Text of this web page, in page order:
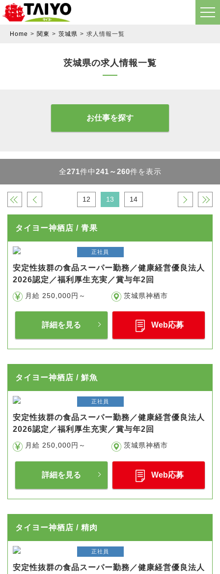
Home 関東 茨城県 求人情報一覧
茨城県の求人情報一覧
お仕事を探す
全271件中241～260件を表示
« ‹ 12 13 14 › »
タイヨー神栖店 / 青果
正社員
安定性抜群の食品スーパー勤務／健康経営優良法人
2026認定／福利厚生充実／賞与年2回
月給 250,000円～ 茨城県神栖市
詳細を見る Web応募
タイヨー神栖店 / 鮮魚
正社員
安定性抜群の食品スーパー勤務／健康経営優良法人
2026認定／福利厚生充実／賞与年2回
月給 250,000円～ 茨城県神栖市
詳細を見る Web応募
タイヨー神栖店 / 精肉
正社員
安定性抜群の食品スーパー勤務／健康経営優良法人